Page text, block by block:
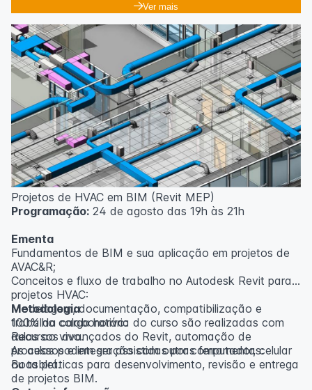
ou tablet.
Outras informações
O curso pode sofrer alteração de dados e horário e os
inscritos serão avisados ​​antecipadamente.
O IPETEC reserva-se o direito de não realizar o curso
caso não atinja o número mínimo de 20 inscritos.
Professor(a):Gabriel Damasceno
Ver mais
Projetos de HVAC em BIM (Revit MEP)
Programação: 24 de agosto das 19h às 21h
Ementa
Fundamentos de BIM e sua aplicação em projetos de
AVAC&R;
Conceitos e fluxo de trabalho no Autodesk Revit para
projetos HVAC:
Modelagem, documentação, compatibilização e
trabalho colaborativo:
Recursos avançados do Revit, automação de
processos e integração com outras ferramentas:
Boas práticas para desenvolvimento, revisão e entrega
de projetos BIM.
Metodologia
100% da carga horária do curso são realizadas com
aulas ao vivo.
As aulas podem ser assistidas por computador, celular
ou tablet.